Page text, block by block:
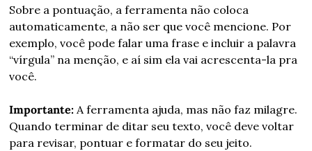
Sobre a pontuação, a ferramenta não coloca
automaticamente, a não ser que você mencione. Por
exemplo, você pode falar uma frase e incluir a palavra
“vírgula” na menção, e aí sim ela vai acrescenta-la pra
você.
Importante: A ferramenta ajuda, mas não faz milagre.
Quando terminar de ditar seu texto, você deve voltar
para revisar, pontuar e formatar do seu jeito.